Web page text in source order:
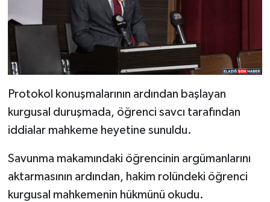
Protokol konuşmalarının ardından başlayan
kurgusal duruşmada, öğrenci savcı tarafından
iddialar mahkeme heyetine sunuldu.
Savunma makamındaki öğrencinin argümanlarını
aktarmasının ardından, hakim rolündeki öğrenci
kurgusal mahkemenin hükmünü okudu.